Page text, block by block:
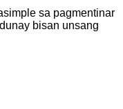
sa pagmentinar
bisan unsang